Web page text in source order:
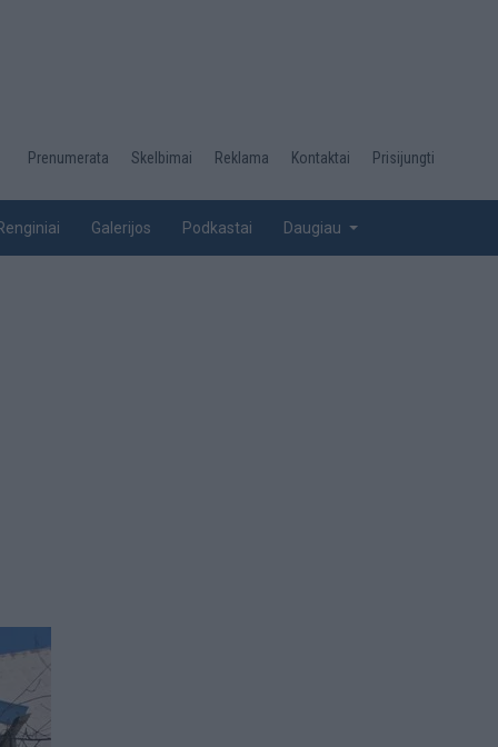
Desktop
top
Prenumerata Skelbimai Reklama Kontaktai Prisijungti
Galerijos Podkastai Daugiau